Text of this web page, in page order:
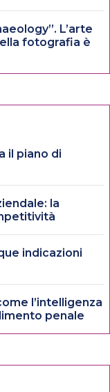
L’arte
fotografia è
il piano di
la
indicazioni
l’intelligenza
penale